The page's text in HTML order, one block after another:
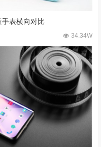
表横向对比
34.34W